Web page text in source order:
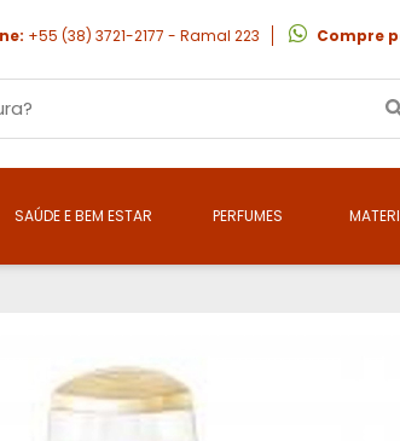
+55 (38) 3721-2177 - Ramal 223 Compre
SAÚDE E BEM ESTAR PERFUMES